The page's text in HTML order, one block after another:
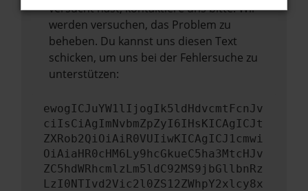
versucht hast, kontaktiere uns bitte. Wir
werden versuchen, das Problem zu
beheben. Du kannst uns diesen Text
schicken, um uns bei der Fehlersuche zu
unterstützen:
ewogICJuYW1lIjogIk5ldHdvcmtFcnJv
ciIsCiAgImNvbmZpZyI6IHsKICAgICJt
ZXRob2QiOiAiR0VUIiwKICAgICJ1cmwi
OiAiaHR0cHM6Ly9hcGkueC5ha3MtcHJv
ZC5hdWRhcmlzLm5ldC92MS9jbGllbnRz
LzI0NTIvd2Vic2l0ZS12ZWhpY2xlcy8x